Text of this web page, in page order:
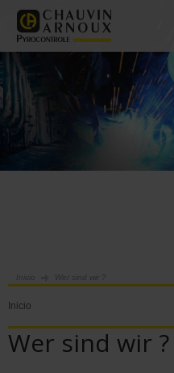
Inicio Wer sind wir ?
Inicio
Wer sind wir ?